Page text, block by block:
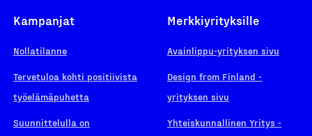
Kampanjat
Nollatilanne
Tervetuloa kohti positiivista
työelämäpuhetta
Suunnittelulla on
Merkkiyrityksille
Avainlippu-yrityksen sivu
Design from Finland -
yrityksen sivu
Yhteiskunnallinen Yritys -